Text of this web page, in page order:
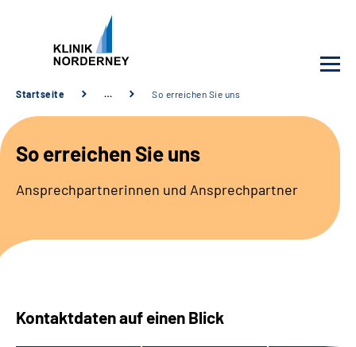
Unsere Klinik
Unsere Angebote
Startseite … So erreichen Sie uns
So erreichen Sie uns
Ansprechpartnerinnen und Ansprechpartner
Kontaktdaten auf einen Blick